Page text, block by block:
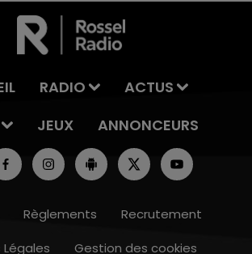
RADIO
ACTUS
JEUX ANNONCEURS
Règlements
Recrutement
Gestion des cookies